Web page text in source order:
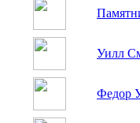
Уилл
Федор